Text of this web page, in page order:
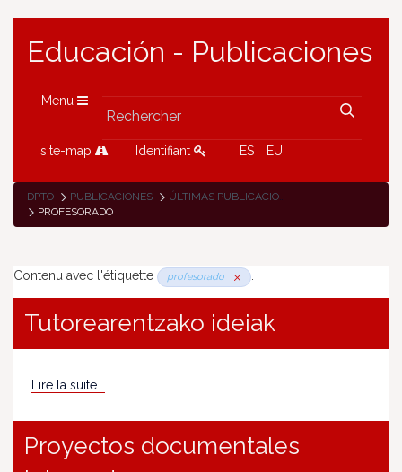
Educación - Publicaciones
Menu
site-map Identifiant ES EU
DPTO PUBLICACIONES
ÚLTIMAS PUBLICACIONES
PROFESORADO
Contenu avec l'étiquette profesorado .
Tutorearentzako ideiak
Lire la suite...
Proyectos documentales